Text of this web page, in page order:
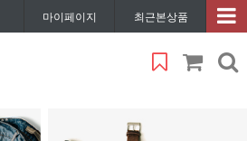
마이페이지 최근본상품